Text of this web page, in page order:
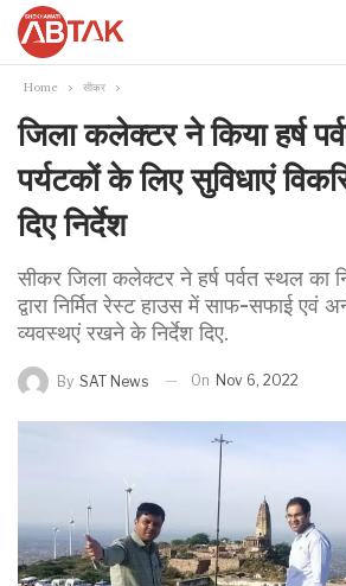
Home सीकर
जिला कलेक्टर ने किया हर्ष
पर्यटकों के लिए सुविधाएं
दिए निर्देश
सीकर जिला कलेक्टर ने हर्ष पर्वत स्थल का
द्वारा निर्मित रेस्ट हाउस में साफ-सफाई
व्यवस्थएं रखने के निर्देश दिए.
By SAT News On Nov 6, 2022